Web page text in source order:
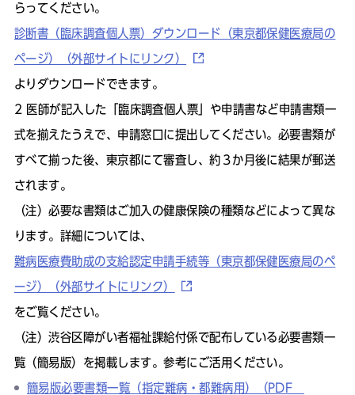
らってください。
診断書（臨床調査個人票）ダウンロード（東京都保健医療局の
ページ）（外部サイトにリンク）
よりダウンロードできます。
医師が記入した「臨床調査個人票」や申請書など申請書類一
式を揃えたうえで、申請窓口に提出してください。必要書類が
すべて揃った後、東京都にて審査し、約３か月後に結果が郵送
されます。
（注）必要な書類はご加入の健康保険の種類などによって異な
ります。詳細については、
難病医療費助成の支給認定申請手続等（東京都保健医療局のペ
ージ）（外部サイトにリンク）
をご覧ください。
（注）渋谷区障がい者福祉課給付係で配布している必要書類一
覧（簡易版）を掲載します。参考にご活用ください。
簡易版必要書類一覧（指定難病・都難病用）（PDF